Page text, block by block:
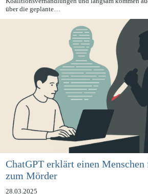
CDU und SPD stecken nach den Wahlen mitten in
Koalitionsverhandlungen und langsam kommen
über die geplante…
ChatGPT erklärt einen Menschen
zum Mörder